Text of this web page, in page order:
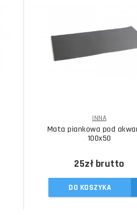
INNA
Mata piankowa pod
100x50
25złbrutto
DO KOSZYKA